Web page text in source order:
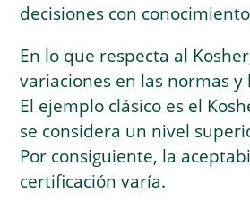
decisiones con
En lo que respecta al
variaciones en las normas
El ejemplo clásico es el
se considera un nivel
Por consiguiente, la
certificación varía.